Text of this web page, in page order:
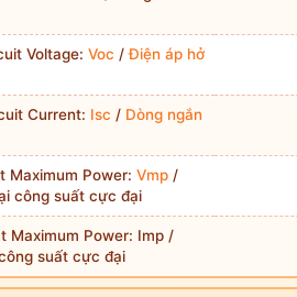
Voltage:Voc /Điện áp hở
Current: Isc / Dòng ngắn
Maximum Power:Vmp /
công suất cực đại
Maximum Power: Imp /
suất cực đại